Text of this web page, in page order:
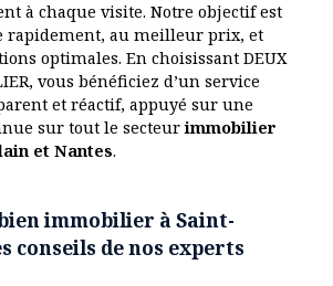
à chaque visite. Notre objectif est
rapidement, au meilleur prix, et
optimales. En choisissant DEUX
vous bénéficiez d’un service
et réactif, appuyé sur une
sur tout le secteurimmobilier
et Nantes.
immobilier à Saint-
conseils de nos experts